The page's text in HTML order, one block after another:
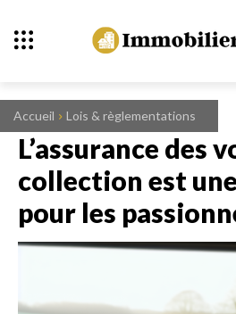
Accueil Lois & règlementations
L’assurance des
collection est
pour les